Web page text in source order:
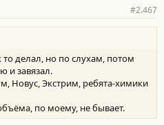
#2.467
делал, но по слухам, потом
и завязал.
Новус, Экстрим, ребята-химики
по моему, не бывает.